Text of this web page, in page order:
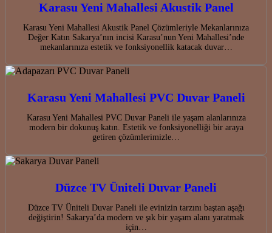
Karasu Yeni Mahallesi Akustik Panel
Karasu Yeni Mahallesi Akustik Panel Çözümleriyle Mekanlarınıza
Değer Katın Sakarya’nın incisi Karasu’nun Yeni Mahallesi’nde
mekanlarınıza estetik ve fonksiyonellik katacak duvar…
Karasu Yeni Mahallesi PVC Duvar Paneli
Karasu Yeni Mahallesi PVC Duvar Paneli ile yaşam alanlarınıza
modern bir dokunuş katın. Estetik ve fonksiyonelliği bir araya
getiren çözümlerimizle…
Düzce TV Üniteli Duvar Paneli
Düzce TV Üniteli Duvar Paneli ile evinizin tarzını baştan aşağı
değiştirin! Sakarya’da modern ve şık bir yaşam alanı yaratmak
için…